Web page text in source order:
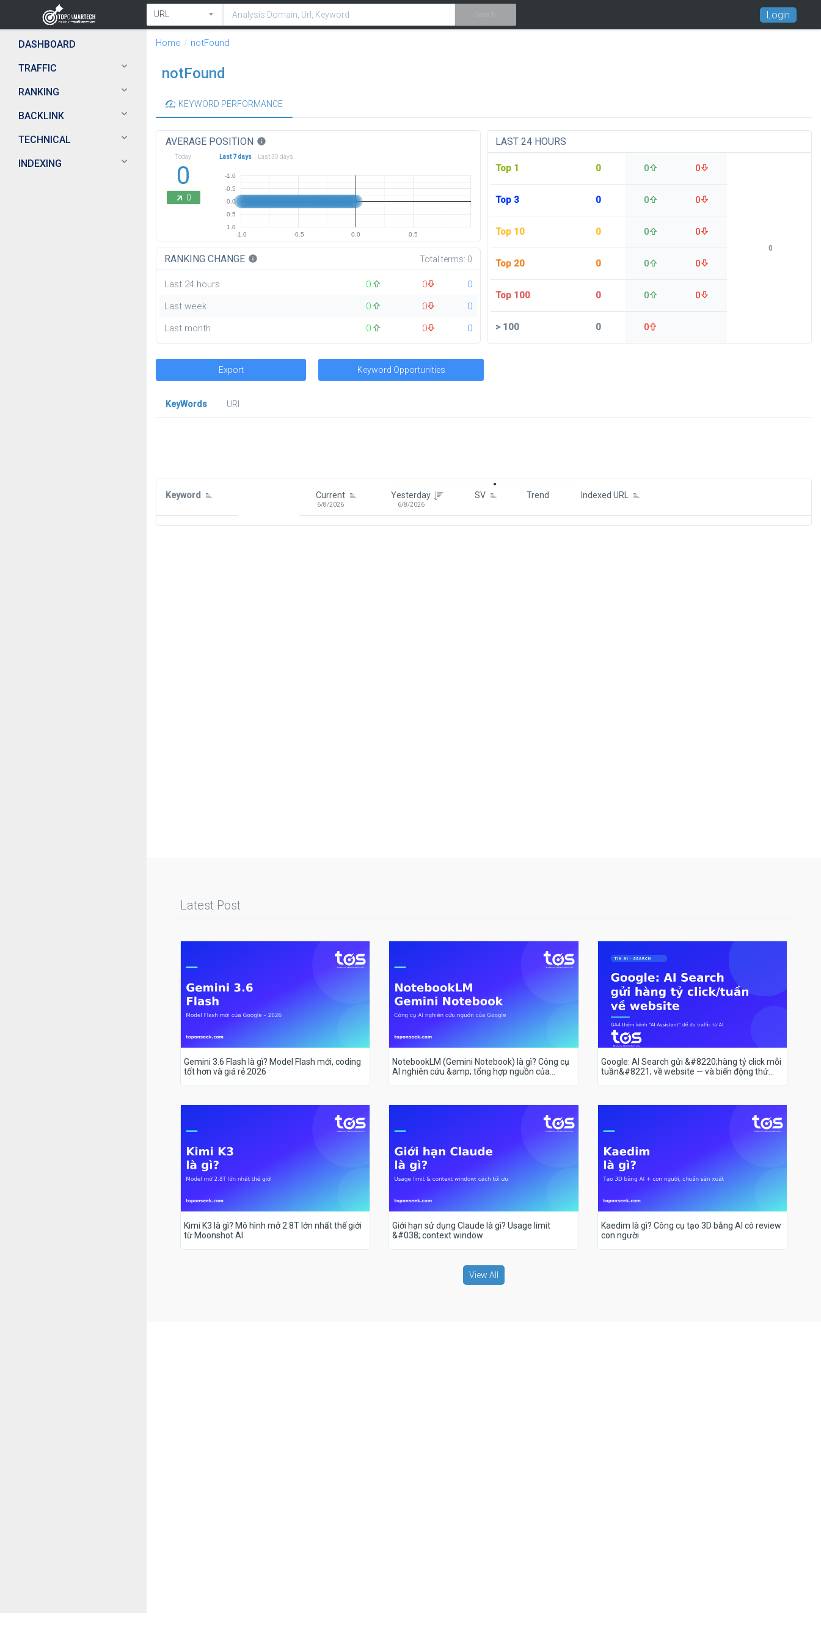
Login
DASHBOARD
TRAFFIC
RANKING
BACKLINK
TECHNICAL
INDEXING
Home notFound
notFound
KEYWORD PERFORMANCE
AVERAGE POSITION info
Today
0
0
Last 7 days Last 30 days
-1.0 -0.5 0.0 0.5
-1.0
-0.5
0.0
0.5
1.0
RANKING CHANGE info Total terms: 0
Last 24 hours 0 0
0
Last week
0 0
0
Last month
0 0 0
LAST 24 HOURS
Top 1 0 0 0
Top 3 0 0 0
Top 10 0 0 0
Top 20 0 0 0
Top 100 0 0 0
>100 0 0
0
Export Keyword Opportunities
KeyWords
URl
Keyword Current
6/8/2026
Yesterday
6/8/2026
SV Trend Indexed URL
Latest Post
Gemini 3.6 Flash là gì? Model Flash mới, coding
tốt hơn và giá rẻ 2026
NotebookLM (Gemini Notebook) là gì? Công cụ
AI nghiên cứu &amp; tổng hợp nguồn của
Google: AI Search gửi &#8220;hàng tỷ click mỗi
tuần&#8221; về website — và biến động thứ
Kimi K3 là gì? Mô hình mở 2.8T lớn nhất thế giới
từ Moonshot AI
Giới hạn sử dụng Claude là gì? Usage limit
&#038; context window
Kaedim là gì? Công cụ tạo 3D bằng AI có review
con người
View All